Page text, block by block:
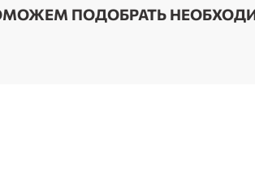
ПОДОБРАТЬ